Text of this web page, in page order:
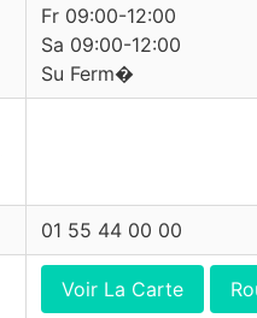
Fr 09:00-12:00
Sa 09:00-12:00
Su Ferm�
01 55 44 00 00
Voir La Carte